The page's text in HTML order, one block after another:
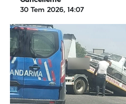
30 Tem 2026, 14:07